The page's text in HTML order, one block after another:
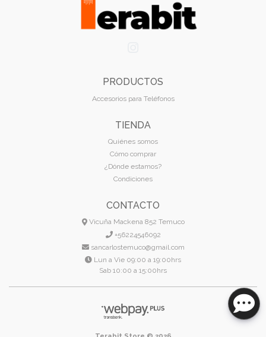
PRODUCTOS
Accesorios para Teléfonos
TIENDA
Quiénes somos
Cómo comprar
¿Dónde estamos?
Condiciones
CONTACTO
Vicuña Mackena 852 Temuco
+56224546092
sancarlostemuco@gmail.com
Lun a Vie 09:00 a 19:00hrs
Sab 10:00 a 15:00hrs